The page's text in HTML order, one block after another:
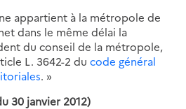
appartient à la métropole de
dans le même délai la
du conseil de la métropole,
L. 3642-2 du code général
. »
30 janvier 2012)